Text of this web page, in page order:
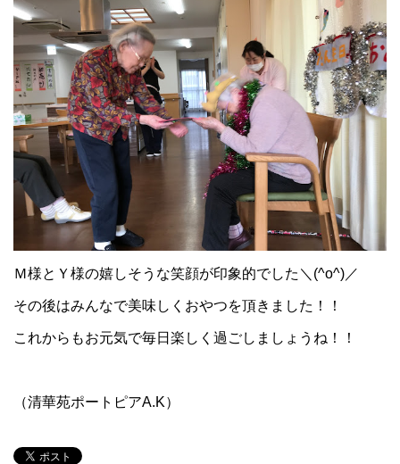
Ｍ様とＹ様の嬉しそうな笑顔が印象的でした＼(^o^)／
その後はみんなで美味しくおやつを頂きました！！
これからもお元気で毎日楽しく過ごしましょうね！！
（清華苑ポートピアA.K）